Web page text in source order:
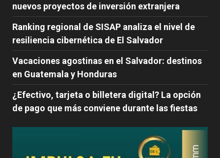
nuevos proyectos de inversión extranjera
Ranking regional de SISAP analiza el nivel de
resiliencia cibernética de El Salvador
Vacaciones agostinas en el Salvador: destinos
en Guatemala y Honduras
¿Efectivo, tarjeta o billetera digital? La opción
de pago que más conviene durante las fiestas